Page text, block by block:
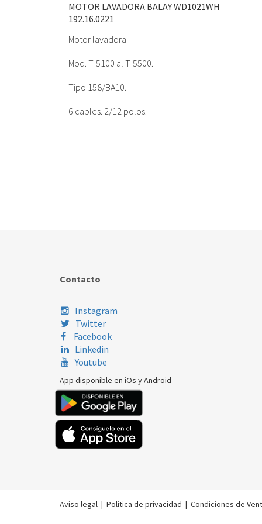
MOTOR LAVADORA BALAY WD1021WH
192.16.0221
Motor lavadora
Mod. T-5100 al T-5500.
Tipo 158/BA10.
6 cables. 2/12 polos.
Contacto
Instagram
Twitter
Facebook
Linkedin
Youtube
App disponible en iOs y Android
Aviso legal | Política de privacidad | Condiciones de